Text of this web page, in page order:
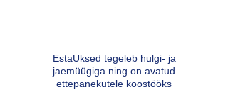
EstaUksed tegeleb hulgi- ja
jaemüügiga ning on avatud
ettepanekutele koostööks